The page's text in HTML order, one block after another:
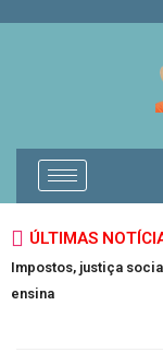
ÚLTIMAS
social e a educação